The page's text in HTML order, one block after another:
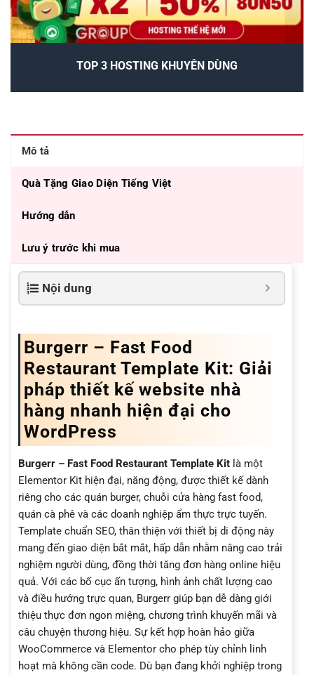
TOP 3 HOSTING KHUYÊN DÙNG
Mô tả
Quà Tặng Giao Diện Tiếng Việt
Hướng dẫn
Lưu ý trước khi mua
Nội dung
Burgerr – Fast Food
Restaurant Template Kit: Giải
pháp thiết kế website nhà
hàng nhanh hiện đại cho
WordPress
Burgerr – Fast Food Restaurant Template Kit là một
Elementor Kit hiện đại, năng động, được thiết kế dành
riêng cho các quán burger, chuỗi cửa hàng fast food,
quán cà phê và các doanh nghiệp ẩm thực trực tuyến.
Template chuẩn SEO, thân thiện với thiết bị di động này
mang đến giao diện bắt mắt, hấp dẫn nhằm nâng cao trải
nghiệm người dùng, đồng thời tăng đơn hàng online hiệu
quả. Với các bố cục ấn tượng, hình ảnh chất lượng cao
và điều hướng trực quan, Burgerr giúp bạn dễ dàng giới
thiệu thực đơn ngon miệng, chương trình khuyến mãi và
câu chuyện thương hiệu. Sự kết hợp hoàn hảo giữa
WooCommerce và Elementor cho phép tùy chỉnh linh
hoạt mà không cần code. Dù bạn đang khởi nghiệp trong